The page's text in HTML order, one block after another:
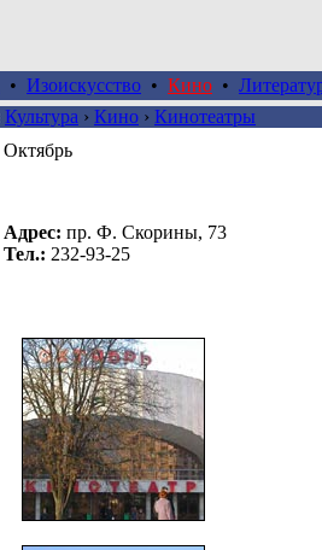
• Изоискусство • Кино •
Культура › Кино › Кинотеатры
Октябрь
Адрес: пр. Ф. Скорины, 73
Тел.: 232-93-25